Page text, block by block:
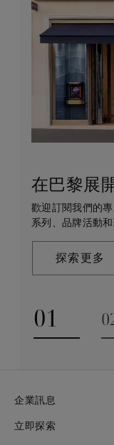
在巴黎展
歡迎訂閱我們的
系列、品牌活動
探索更多
守護永恒
De Beers 在全球
與鑽石原產地有
探索更多
顧客服務
無論您是透過線
力於為您提供個
瞭解更多
De Beers
De Beers 成立於
鑽石珠寶的巔峰
探索更多
01
Go to
企業訊息
立即探索